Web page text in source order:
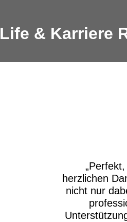
Life & Karriere
herzlichen
nicht nur